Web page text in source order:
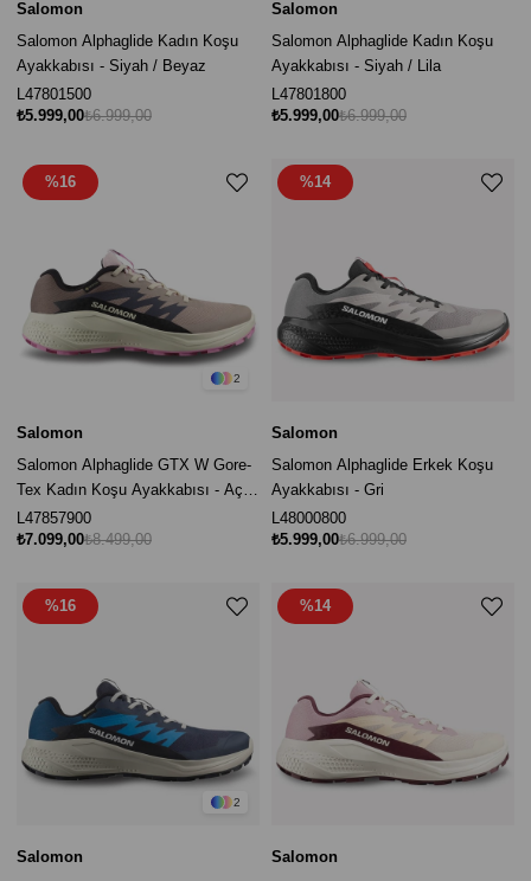
Salomon
Salomon Alphaglide Kadın Koşu
Ayakkabısı - Siyah / Beyaz
L47801500
₺5.999,00₺6.999,00
Salomon
Salomon Alphaglide Kadın Koşu
Ayakkabısı - Siyah / Lila
L47801800
₺5.999,00₺6.999,00
2
Salomon
Salomon Alphaglide GTX W Gore-
Tex Kadın Koşu Ayakkabısı - Açık
Mürdüm
L47857900
₺7.099,00₺8.499,00
%16
Salomon
Salomon Alphaglide Erkek Koşu
Ayakkabısı - Gri
L48000800
₺5.999,00₺6.999,00
%14
2
Salomon
%16
Salomon
%14